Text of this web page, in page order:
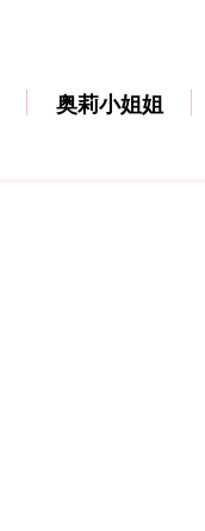
奥莉小姐姐